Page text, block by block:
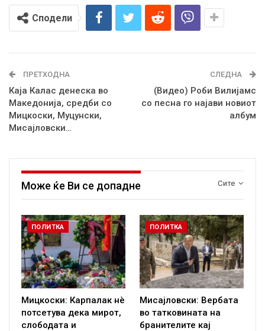
Сподели
ПРЕТХОДНА
Каја Калас денеска во
Македонија, средби со
Мицкоски, Муцунски,
Мисајловски…
СЛЕДНА
(Видео) Роби Вилијамс
со песна го најави новиот
албум
Сите
Може ќе Ви се допадне
ПОЛИТКА
Мицкоски: Карпалак нè
потсетува дека мирот,
слободата и
ПОЛИТКА
Мисајловски: Вербата
во татковината на
бранителите кај